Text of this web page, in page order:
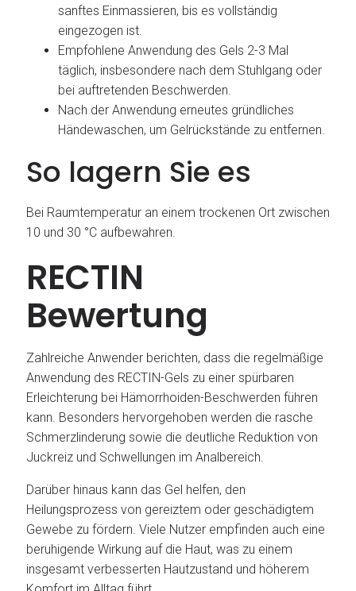
sanftes Einmassieren, bis es vollständig
eingezogen ist.
Empfohlene Anwendung des Gels 2-3 Mal
täglich, insbesondere nach dem Stuhlgang oder
bei auftretenden Beschwerden.
Nach der Anwendung erneutes gründliches
Händewaschen, um Gelrückstände zu entfernen.
So lagern Sie es
Bei Raumtemperatur an einem trockenen Ort zwischen
10 und 30 °C aufbewahren.
RECTIN
Bewertung
Zahlreiche Anwender berichten, dass die regelmäßige
Anwendung des RECTIN-Gels zu einer spürbaren
Erleichterung bei Hämorrhoiden-Beschwerden führen
kann. Besonders hervorgehoben werden die rasche
Schmerzlinderung sowie die deutliche Reduktion von
Juckreiz und Schwellungen im Analbereich.
Darüber hinaus kann das Gel helfen, den
Heilungsprozess von gereiztem oder geschädigtem
Gewebe zu fördern. Viele Nutzer empfinden auch eine
beruhigende Wirkung auf die Haut, was zu einem
insgesamt verbesserten Hautzustand und höherem